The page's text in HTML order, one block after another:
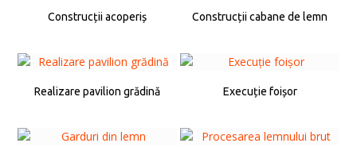
Construcții acoperiș Construcții cabane de lemn
Realizare pavilion grădină Execuție foișor